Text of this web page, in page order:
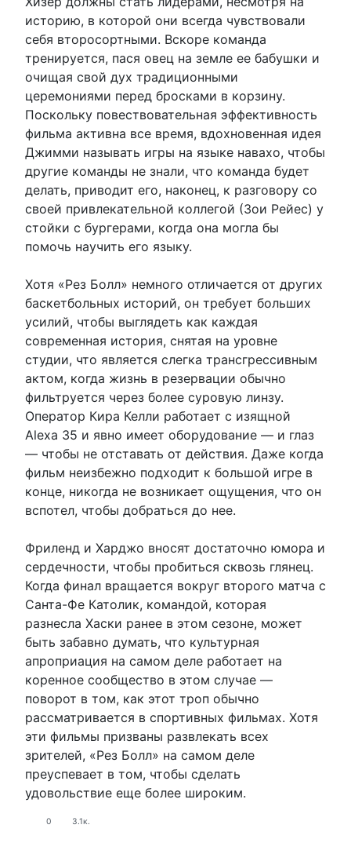
историю, в которой они всегда чувствовали
себя второсортными. Вскоре команда
тренируется, пася овец на земле ее бабушки и
очищая свой дух традиционными
церемониями перед бросками в корзину.
Поскольку повествовательная эффективность
фильма активна все время, вдохновенная идея
Джимми называть игры на языке навахо, чтобы
другие команды не знали, что команда будет
делать, приводит его, наконец, к разговору со
своей привлекательной коллегой (Зои Рейес) у
стойки с бургерами, когда она могла бы
помочь научить его языку.
Хотя «Рез Болл» немного отличается от других
баскетбольных историй, он требует больших
усилий, чтобы выглядеть как каждая
современная история, снятая на уровне
студии, что является слегка трансгрессивным
актом, когда жизнь в резервации обычно
фильтруется через более суровую линзу.
Оператор Кира Келли работает с изящной
Alexa 35 и явно имеет оборудование — и глаз
— чтобы не отставать от действия. Даже когда
фильм неизбежно подходит к большой игре в
конце, никогда не возникает ощущения, что он
вспотел, чтобы добраться до нее.
Фриленд и Харджо вносят достаточно юмора и
сердечности, чтобы пробиться сквозь глянец.
Когда финал вращается вокруг второго матча с
Санта-Фе Католик, командой, которая
разнесла Хаски ранее в этом сезоне, может
быть забавно думать, что культурная
апроприация на самом деле работает на
коренное сообщество в этом случае —
поворот в том, как этот троп обычно
рассматривается в спортивных фильмах. Хотя
эти фильмы призваны развлекать всех
зрителей, «Рез Болл» на самом деле
преуспевает в том, чтобы сделать
удовольствие еще более широким.
0 3.1к.